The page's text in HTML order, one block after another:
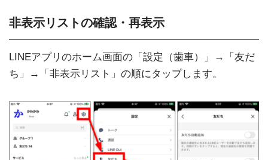
非表示リストの確認・再表示
LINEアプリのホーム画面の「設定（歯車）」→「友だ
ち」→「非表示リスト」の順にタップします。